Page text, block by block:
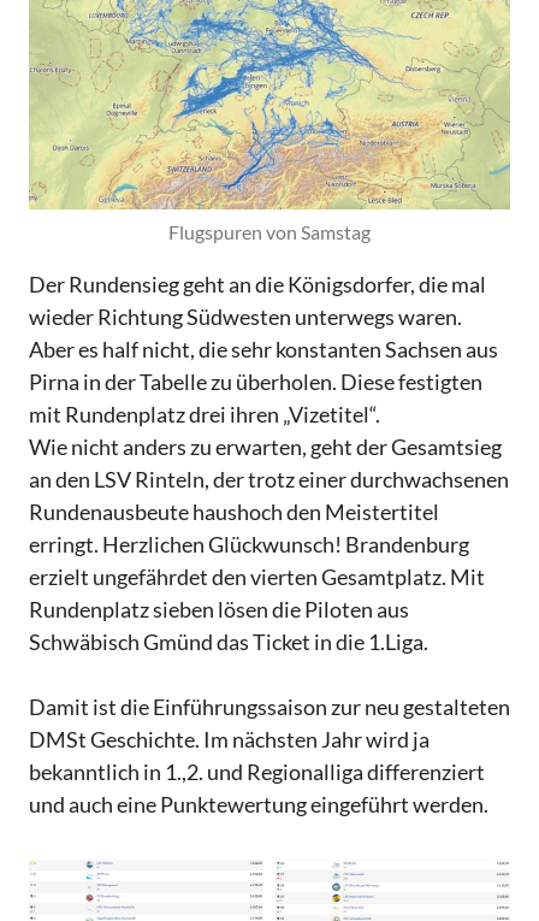
Flugspuren von Samstag
Der Rundensieg geht an die Königsdorfer, die mal
wieder Richtung Südwesten unterwegs waren.
Aber es half nicht, die sehr konstanten Sachsen aus
Pirna in der Tabelle zu überholen. Diese festigten
mit Rundenplatz drei ihren „Vizetitel“.
Wie nicht anders zu erwarten, geht der Gesamtsieg
an den LSV Rinteln, der trotz einer durchwachsenen
Rundenausbeute haushoch den Meistertitel
erringt. Herzlichen Glückwunsch! Brandenburg
erzielt ungefährdet den vierten Gesamtplatz. Mit
Rundenplatz sieben lösen die Piloten aus
Schwäbisch Gmünd das Ticket in die 1.Liga.
Damit ist die Einführungssaison zur neu gestalteten
DMSt Geschichte. Im nächsten Jahr wird ja
bekanntlich in 1.,2. und Regionalliga differenziert
und auch eine Punktewertung eingeführt werden.